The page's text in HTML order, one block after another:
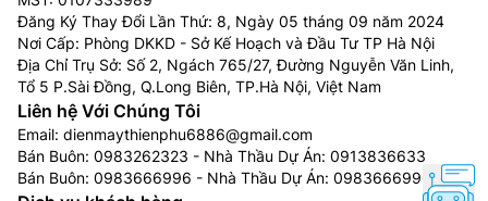
Đăng Ký Thay Đổi Lần Thứ: 8, Ngày 05 tháng 09 năm 2024
Nơi Cấp: Phòng DKKD - Sở Kế Hoạch và Đầu Tư TP Hà Nội
Địa Chỉ Trụ Sở: Số 2, Ngách 765/27, Đường Nguyễn Văn Linh,
Tổ 5 P.Sài Đồng, Q.Long Biên, TP.Hà Nội, Việt Nam
Liên hệ Với Chúng Tôi
Email: dienmaythienphu6886@gmail.com
Bán Buôn: 0983262323 - Nhà Thầu Dự Án: 0913836633
Bán Buôn: 0983666996 - Nhà Thầu Dự Án: 0983666996